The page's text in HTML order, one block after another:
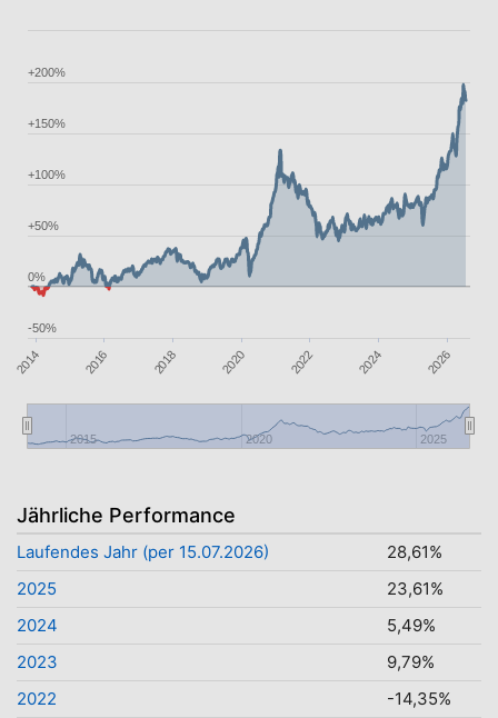
2014 2016 2018 2020 2022 2024 2026
2015 2020 2025
-50%
0%
+50%
+100%
+150%
+200%
Jährliche Performance
Laufendes Jahr (per 15.07.2026)
28,61%
2025
23,61%
2024
5,49%
2023
9,79%
2022
-14,35%